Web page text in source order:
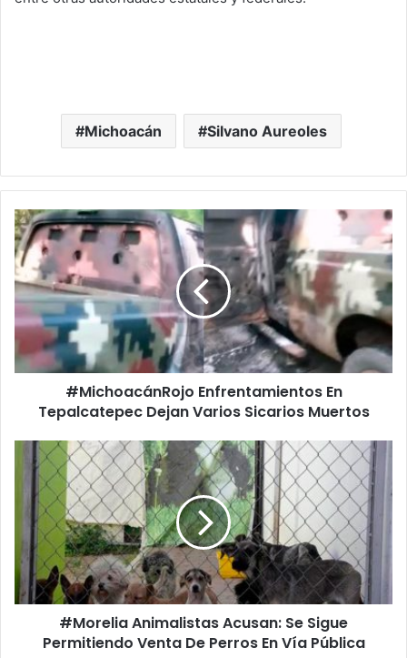
Michoacán Silvano Aureoles
#MichoacánRojo
Enfrentamientos
En
Tepalcatepec
Dejan
Varios
Sicarios
Muertos
#MichoacánRojo Enfrentamientos En
Tepalcatepec Dejan Varios Sicarios Muertos
#Morelia
Animalistas
Acusan:
Sigue
Permitiendo
Venta
De
Perros
#Morelia Animalistas Acusan: Se Sigue
Permitiendo Venta De Perros En Vía Pública